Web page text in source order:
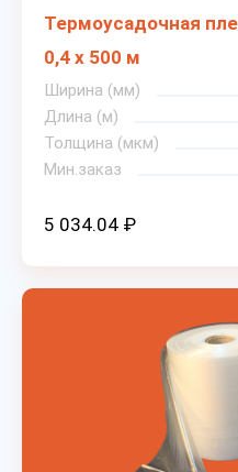
Термоусадочная
0,4 х 500 м
Ширина (мм)
Длина (м)
Толщина (мкм)
Мин.заказ
5 034.04 ₽